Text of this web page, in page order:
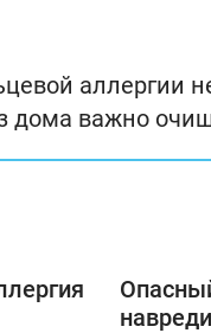
аллергии
дома важно